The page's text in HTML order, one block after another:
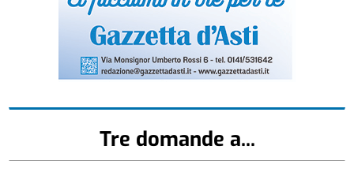
Tre domande a...